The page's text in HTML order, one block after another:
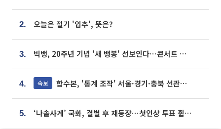
2. 오늘은 절기 '입추', 뜻은?
3. 빅뱅, 20주년 기념 '새 뱅봉' 선보인다⋯콘서트 앞두고 팝업 개최
4. 속보 합수본, '통계 조작' 서울·경기·충북 선관위 등 추가 압수수색
5. ‘나솔사계’ 국화, 결별 후 재등장⋯첫인상 투표 휩쓸고 ‘인기녀’ 등극